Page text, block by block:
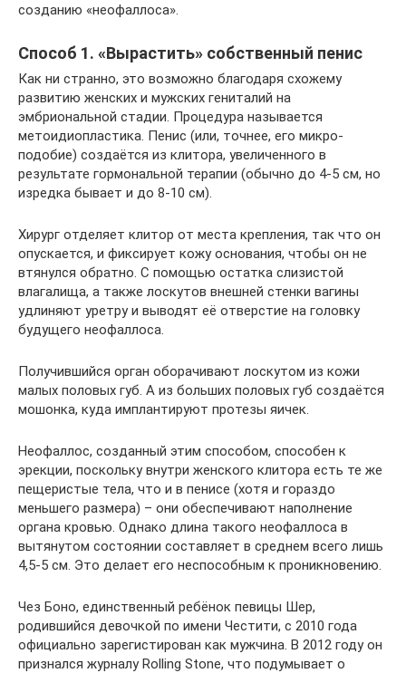
созданию «неофаллоса».
Способ 1. «Вырастить» собственный пенис
Как ни странно, это возможно благодаря схожему
развитию женских и мужских гениталий на
эмбриональной стадии. Процедура называется
метоидиопластика. Пенис (или, точнее, его микро-
подобие) создаётся из клитора, увеличенного в
результате гормональной терапии (обычно до 4-5 см, но
изредка бывает и до 8-10 см).
Хирург отделяет клитор от места крепления, так что он
опускается, и фиксирует кожу основания, чтобы он не
втянулся обратно. С помощью остатка слизистой
влагалища, а также лоскутов внешней стенки вагины
удлиняют уретру и выводят её отверстие на головку
будущего неофаллоса.
Получившийся орган оборачивают лоскутом из кожи
малых половых губ. А из больших половых губ создаётся
мошонка, куда имплантируют протезы яичек.
Неофаллос, созданный этим способом, способен к
эрекции, поскольку внутри женского клитора есть те же
пещеристые тела, что и в пенисе (хотя и гораздо
меньшего размера) – они обеспечивают наполнение
органа кровью. Однако длина такого неофаллоса в
вытянутом состоянии составляет в среднем всего лишь
4,5-5 см. Это делает его неспособным к проникновению.
Чез Боно, единственный ребёнок певицы Шер,
родившийся девочкой по имени Честити, с 2010 года
официально зарегистирован как мужчина. В 2012 году он
признался журналу Rolling Stone, что подумывает о